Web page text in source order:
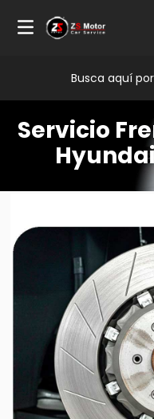
Busca aquí
Servicio